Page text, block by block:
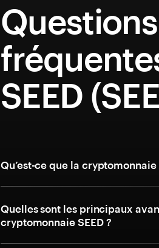
Questions
SEED
Qu’est-ce que la cryptomonnaie
Quelles sont les principaux
cryptomonnaie SEED ?